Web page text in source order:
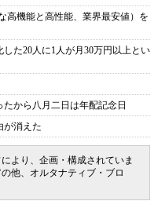
高機能と高性能、業界最安値）を
た20人に1人が月30万円以上とい
たから八月二日は年配記念日
が消えた
より、企画・構成されていま
他、オルタナティブ・ブロ